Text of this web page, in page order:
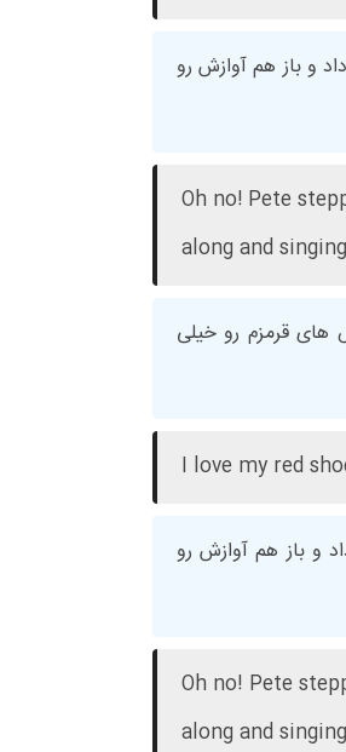
و باز هم آوازش رو
Oh no! Pete
along and
قرمزم رو خیلی
I love my red
و باز هم آوازش رو
Oh no! Pete
along and